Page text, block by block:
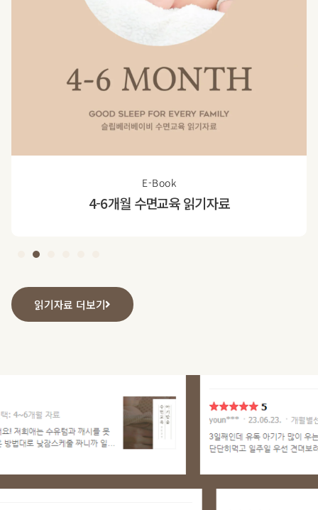
E-Book
4-6개월 수면교육 읽기자료
읽기자료 더보기